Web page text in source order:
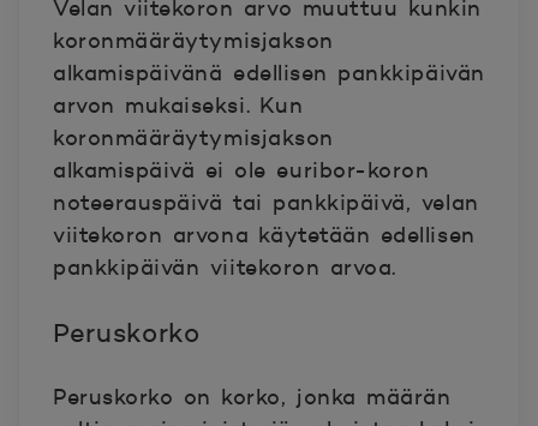
Velan viitekoron arvo muuttuu kunkin
koronmääräytymisjakson
alkamispäivänä edellisen pankkipäivän
arvon mukaiseksi. Kun
koronmääräytymisjakson
alkamispäivä ei ole euribor-koron
noteerauspäivä tai pankkipäivä, velan
viitekoron arvona käytetään edellisen
pankkipäivän viitekoron arvoa.
Peruskorko
Peruskorko on korko, jonka määrän